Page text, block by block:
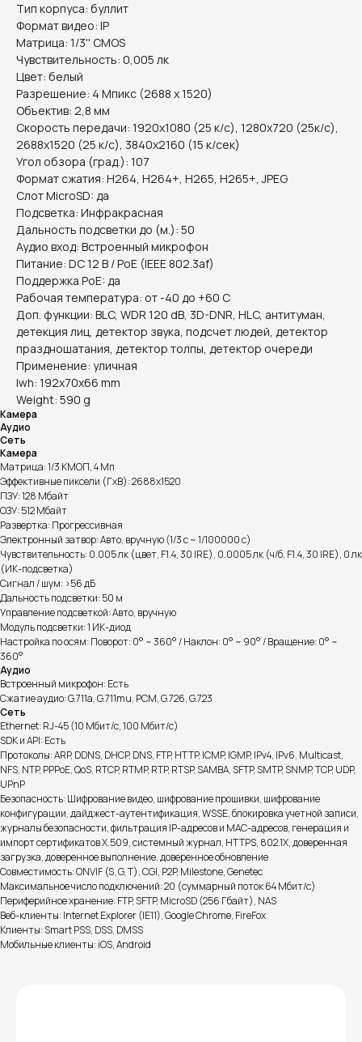
Тип корпуса: буллит
Формат видео: IP
Матрица: 1/3'' CMOS
Чувствительность: 0,005 лк
Цвет: белый
Разрешение: 4 Мпикс (2688 x 1520)
Объектив: 2,8 мм
Скорость передачи: 1920х1080 (25 к/с), 1280x720 (25к/с),
2688x1520 (25 к/с), 3840x2160 (15 к/сек)
Угол обзора (град.): 107
Формат сжатия: H264, H264+, H265, H265+, JPEG
Слот MicroSD: да
Подсветка: Инфракрасная
Дальность подсветки до (м.): 50
Аудио вход: Встроенный микрофон
Питание: DC 12 В / PoE (IEEE 802.3af)
Поддержка PoE: да
Рабочая температура: от -40 до +60 С
Доп. функции: BLC, WDR 120 dB, 3D-DNR, HLC, антитуман,
детекция лиц, детектор звука, подсчет людей, детектор
праздношатания, детектор толпы, детектор очереди
Применение: уличная
lwh: 192x70x66 mm
Weight: 590 g
Камера
Аудио
Сеть
Камера
Матрица: 1/3 КМОП, 4 Мп
Эффективные пиксели (ГxВ): 2688x1520
ПЗУ: 128 Мбайт
ОЗУ: 512 Мбайт
Развертка: Прогрессивная
Электронный затвор: Авто, вручную (1/3 с ~ 1/100000 с)
Чувствительность: 0.005 лк (цвет, F1.4, 30 IRE), 0.0005 лк (ч/б, F1.4, 30 IRE), 0 лк
(ИК-подсветка)
Сигнал / шум: >56 дБ
Дальность подсветки: 50 м
Управление подсветкой: Авто, вручную
Модуль подсветки: 1 ИК-диод
Настройка по осям: Поворот: 0° ~ 360° / Наклон: 0° ~ 90° / Вращение: 0° ~
360°
Аудио
Встроенный микрофон: Есть
Сжатие аудио: G.711a, G.711mu, PCM, G.726, G.723
Сеть
Ethernet: RJ-45 (10 Мбит/с, 100 Мбит/с)
SDK и API: Есть
Протоколы: ARP, DDNS, DHCP, DNS, FTP, HTTP, ICMP, IGMP, IPv4, IPv6, Multicast,
NFS, NTP, PPPoE, QoS, RTCP, RTMP, RTP, RTSP, SAMBA, SFTP, SMTP, SNMP, TCP, UDP,
UPnP
Безопасность: Шифрование видео, шифрование прошивки, шифрование
конфигурации, дайджест-аутентификация, WSSE, блокировка учетной записи,
журналы безопасности, фильтрация IP-адресов и MAC-адресов, генерация и
импорт сертификатов X.509, системный журнал, HTTPS, 802.1X, доверенная
загрузка, доверенное выполнение, доверенное обновление
Совместимость: ONVIF (S, G, T), CGI, P2P, Milestone, Genetec
Максимальное число подключений: 20 (суммарный поток 64 Мбит/с)
Периферийное хранение: FTP, SFTP, MicroSD (256 Гбайт), NAS
Веб-клиенты: Internet Explorer (IE11), Google Chrome, FireFox
Клиенты: Smart PSS, DSS, DMSS
Мобильные клиенты: iOS, Android